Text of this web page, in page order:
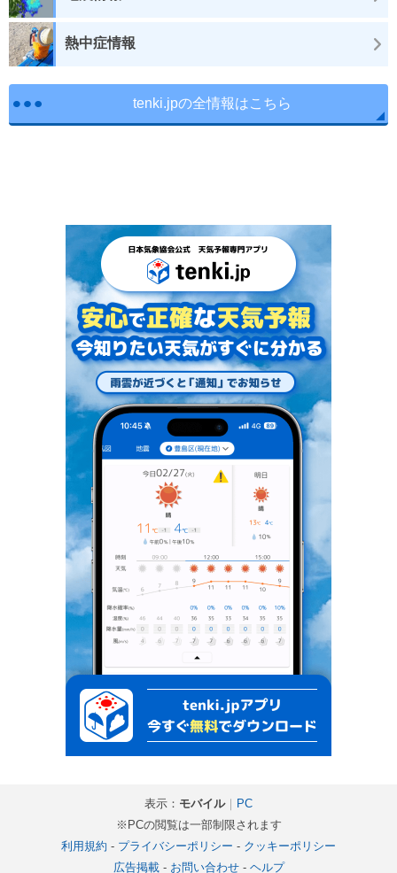
熱中症情報
tenki.jpの全情報はこちら
表示： モバイル｜ PC
※PCの閲覧は一部制限されます
利用規約 - プライバシーポリシー - クッキーポリシー
広告掲載- お問い合わせ- ヘルプ